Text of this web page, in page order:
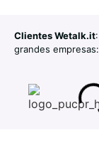
Clientes Wetalk.it
grandes empresas: